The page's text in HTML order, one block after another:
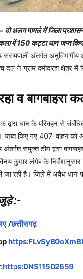
दो अलग मामले में जिला प्रशासन
कला में 150 कट्टा धान जप्त
अंतर्गत अनुविभागीय
दल ने ग्राम दमोदरहा क्षेत्र
व
द्वारा धान के परिवहन से
जब्त किए गए 407-वाहन को
संयुक्त टीम द्वारा
कुमार लंगेह के निर्देशानुसार
जा रही है। जिले में अवैध
:-
/छत्तीसगढ़
:https:DNS11502659